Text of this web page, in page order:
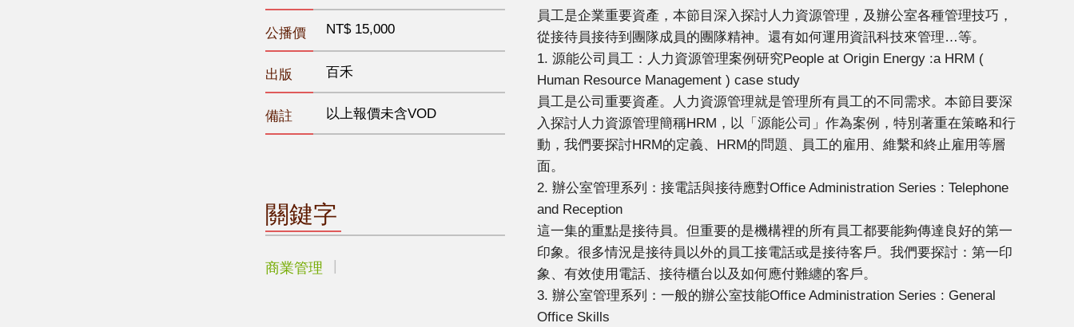
公播價 NT$ 15,000
出版 百禾
備註 以上報價未含VOD
關鍵字
商業管理
員工是企業重要資產，本節目深入探討人力資源管理，及辦公室各種管理技巧，
從接待員接待到團隊成員的團隊精神。還有如何運用資訊科技來管理…等。
1. 源能公司員工：人力資源管理案例研究People at Origin Energy :a HRM (
Human Resource Management ) case study
員工是公司重要資產。人力資源管理就是管理所有員工的不同需求。本節目要深
入探討人力資源管理簡稱HRM，以「源能公司」作為案例，特別著重在策略和行
動，我們要探討HRM的定義、HRM的問題、員工的雇用、維繫和終止雇用等層
面。
2. 辦公室管理系列：接電話與接待應對Office Administration Series : Telephone
and Reception
這一集的重點是接待員。但重要的是機構裡的所有員工都要能夠傳達良好的第一
印象。很多情況是接待員以外的員工接電話或是接待客戶。我們要探討：第一印
象、有效使用電話、接待櫃台以及如何應付難纏的客戶。
3. 辦公室管理系列：一般的辦公室技能Office Administration Series : General
Office Skills